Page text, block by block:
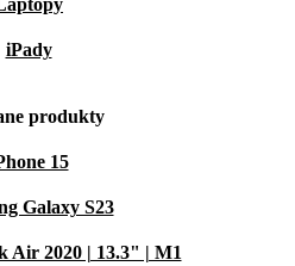
iPady
produkty
15
Galaxy S23
Air 2020 | 13.3" | M1